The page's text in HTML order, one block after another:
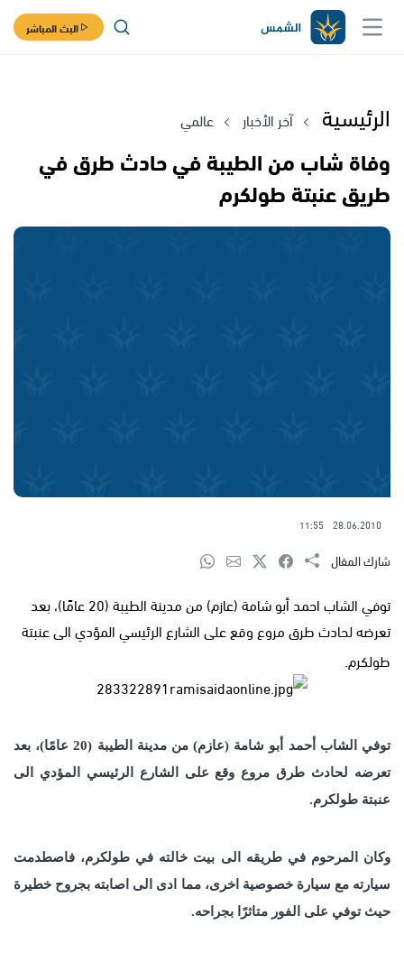
البث المباشر
الرئيسية آخر الأخبار عالمي
وفاة شاب من الطيبة في حادث طرق في
طريق عنبتة طولكرم
28.06.2010
11:55
شارك المقال
توفي الشاب احمد أبو شامة (عازم) من مدينة الطيبة (20 عامًا)، بعد
تعرضه لحادث طرق مروع وقع على الشارع الرئيسي المؤدي الى عنبتة
طولكرم.
توفي الشاب أحمد أبو شامة (عازم) من مدينة الطيبة (20 عامًا)، بعد
تعرضه لحادث طرق مروع وقع على الشارع الرئيسي المؤدي الى
عنبتة طولكرم.
وكان المرحوم في طريقه الى بيت خالته في طولكرم، فاصطدمت
سيارته مع سيارة خصوصية اخرى، مما ادى الى اصابته بجروح خطيرة
حيث توفي على الفور متاثرًا بجراحه.